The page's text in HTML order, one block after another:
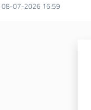
08-07-2026 16:59